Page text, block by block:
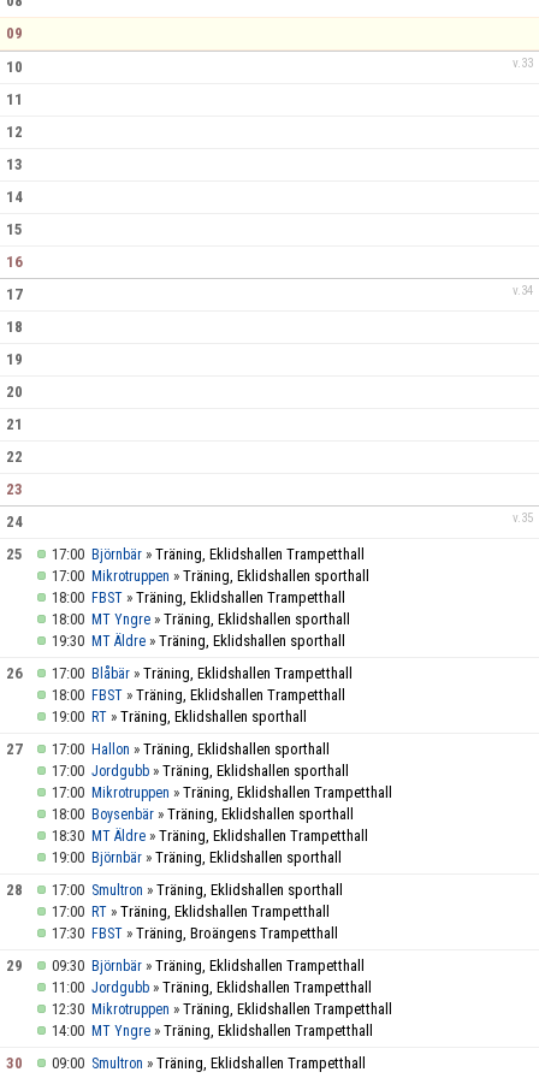
FÖRENINGSKLÄDER
LÄGERVERKSAMHET
09
v.33
10
11
12
13
14
15
16
v.34
17
18
19
20
21
22
23
v.35
24
25
17:00 Björnbär » Träning, Eklidshallen Trampetthall
17:00 Mikrotruppen » Träning, Eklidshallen sporthall
18:00 FBST » Träning, Eklidshallen Trampetthall
18:00 MT Yngre » Träning, Eklidshallen sporthall
19:30 MT Äldre » Träning, Eklidshallen sporthall
26
17:00 Blåbär » Träning, Eklidshallen Trampetthall
18:00 FBST » Träning, Eklidshallen Trampetthall
19:00 RT » Träning, Eklidshallen sporthall
27
17:00 Hallon » Träning, Eklidshallen sporthall
17:00 Jordgubb » Träning, Eklidshallen sporthall
17:00 Mikrotruppen » Träning, Eklidshallen Trampetthall
18:00 Boysenbär » Träning, Eklidshallen sporthall
18:30 MT Äldre » Träning, Eklidshallen Trampetthall
19:00 Björnbär » Träning, Eklidshallen sporthall
28
17:00 Smultron » Träning, Eklidshallen sporthall
17:00 RT » Träning, Eklidshallen Trampetthall
17:30 FBST » Träning, Broängens Trampetthall
29
09:30 Björnbär » Träning, Eklidshallen Trampetthall
11:00 Jordgubb » Träning, Eklidshallen Trampetthall
12:30 Mikrotruppen » Träning, Eklidshallen Trampetthall
14:00 MT Yngre » Träning, Eklidshallen Trampetthall
30
09:00 Smultron » Träning, Eklidshallen Trampetthall